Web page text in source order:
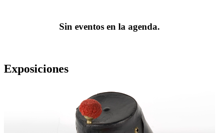
Sin eventos en la agenda.
Exposiciones